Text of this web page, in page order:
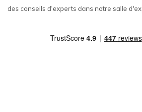
des conseils d'experts dans notre salle